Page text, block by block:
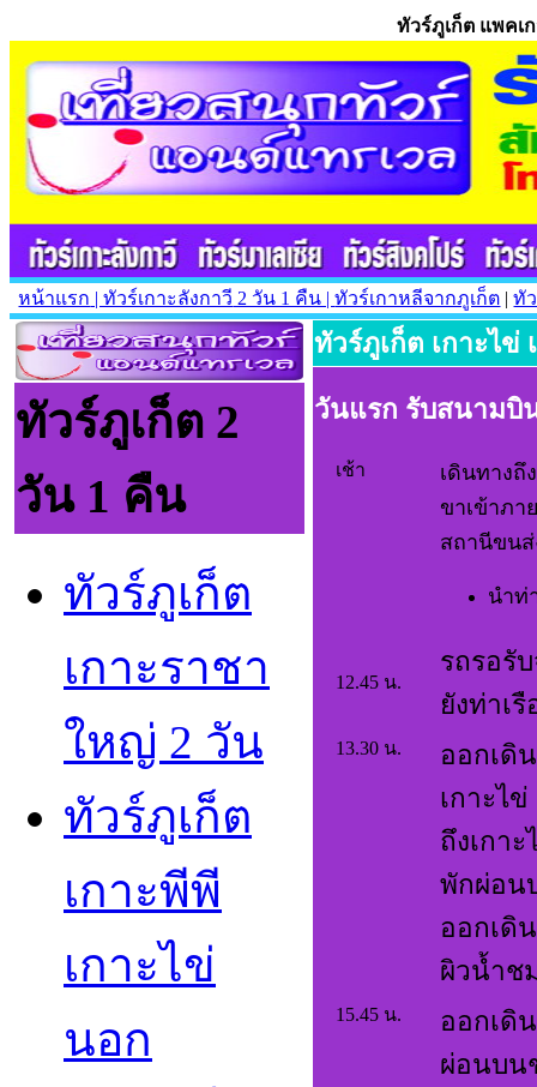
ทัวร์ภูเก็ต แพคเ
หน้าแรก | ทัวร์เกาะลังกาวี 2 วัน 1 คืน |ทัวร์เกาหลีจากภูเก็ต |ทั
ทัวร์ภูเก็ต 2
วัน 1 คืน
ทัวร์ภูเก็ต
เกาะราชา
ใหญ่ 2 วัน
ทัวร์ภูเก็ต
เกาะพีพี
เกาะไข่
นอก
ทัวร์ภูเก็ต เกาะไข่
วันแรก รับสนามบิ
เช้า
เดินทางถึ
ขาเข้าภ
สถานีขน
นำท่
12.45 น.
รถรอรั
ยังท่าเ
13.30 น.
ออกเดิ
เกาะไข่
ถึงเกา
พักผ่อน
ออกเดิ
ผิวน้ำช
15.45 น.
ออกเดิ
ผ่อนบน